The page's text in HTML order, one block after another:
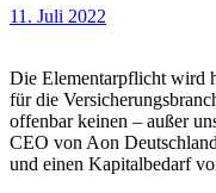
11. Juli 2022
Die Elementarpflicht wird
für die
offenbar keinen – außer
CEO von Aon
und einen Kapitalbedarf